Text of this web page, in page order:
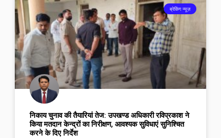
ब्रेकिंग न्यूज़
निकाय चुनाव की तैयारियां तेज: उपखण्ड अधिकारी रविप्रकाश ने
किया मतदान केन्द्रों का निरीक्षण, आवश्यक सुविधाएं सुनिश्चित
करने के दिए निर्देश